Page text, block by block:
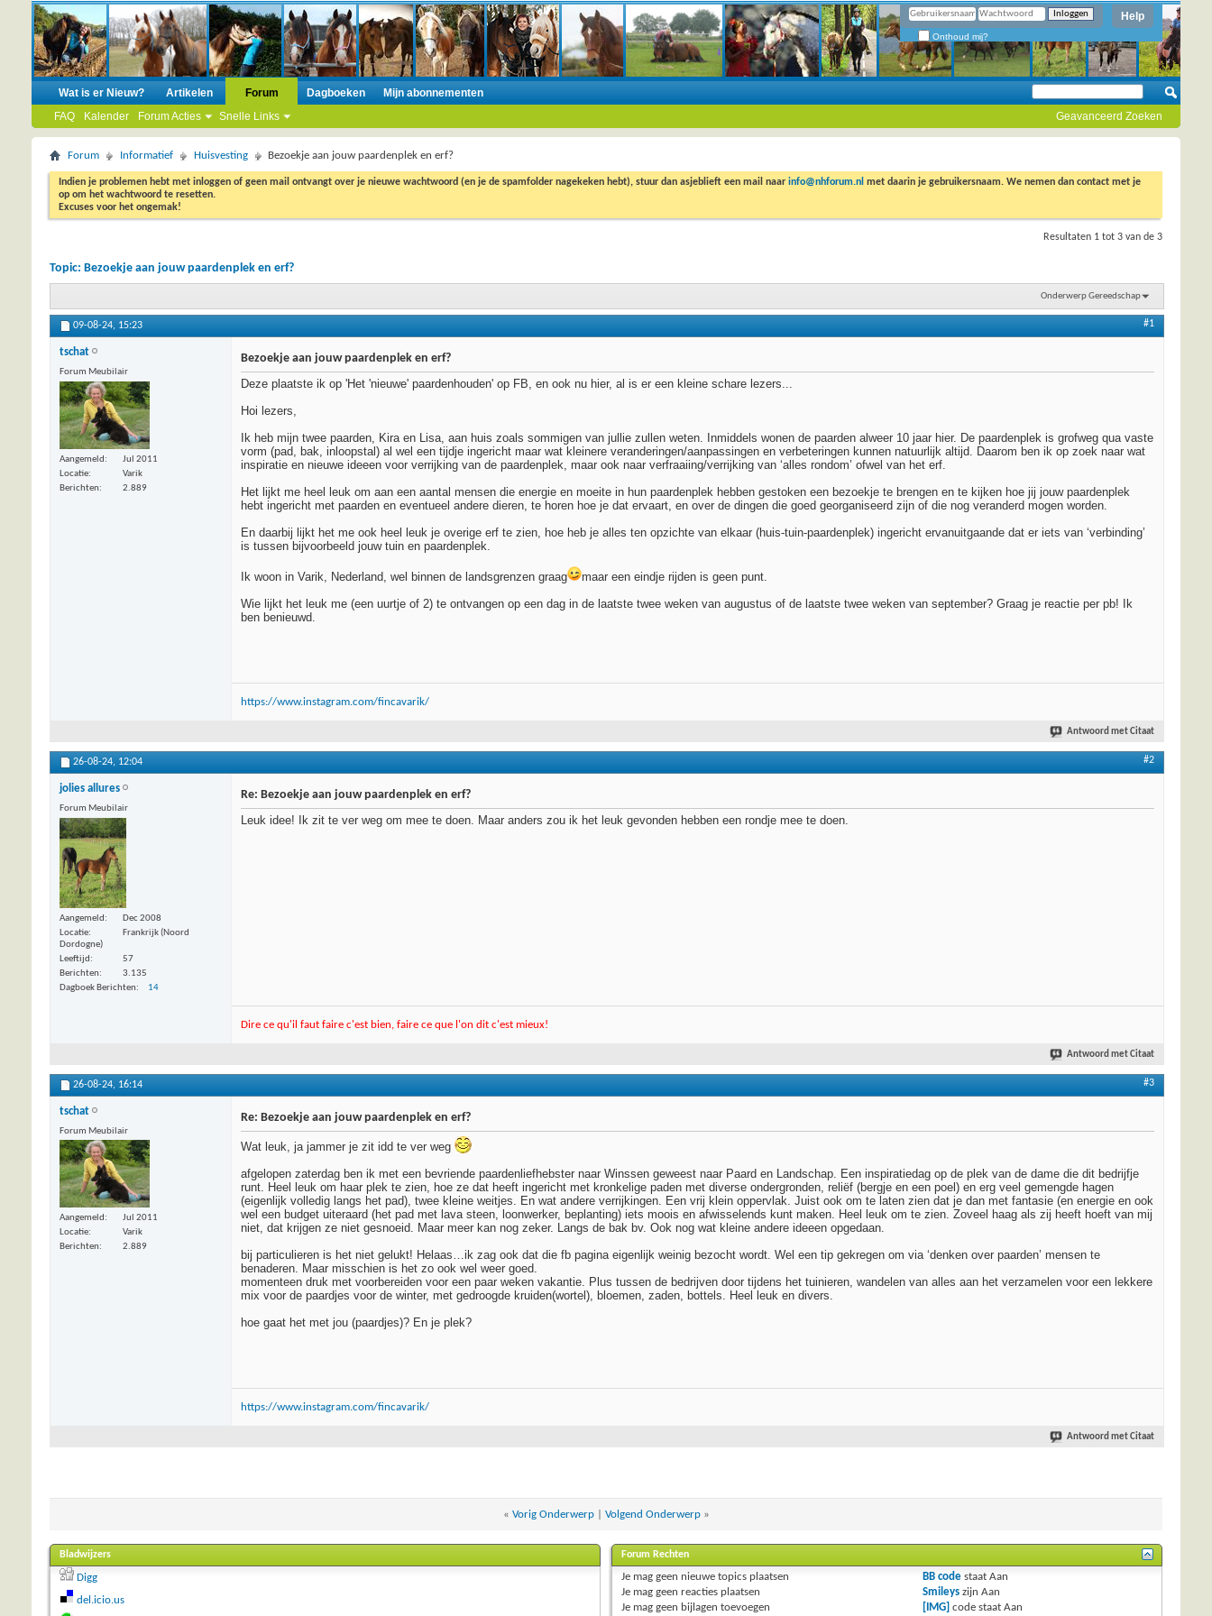
Help
Onthoud mij?
Wat is er Nieuw? Artikelen
Forum
FAQ
Kalender Forum Acties Snelle Links
Dagboeken
Mijn abonnementen
Geavanceerd Zoeken
Forum Informatief Huisvesting Bezoekje aan jouw paardenplek en erf?
Indien je problemen hebt met inloggen of geen mail ontvangt over je nieuwe wachtwoord (en je de spamfolder nagekeken hebt), stuur dan asjeblieft een mail naar info@nhforum.nl met daarin je gebruikersnaam. We nemen dan contact met je
op om het wachtwoord te resetten.
Excuses voor het ongemak!
Resultaten 1 tot 3 van de 3
Topic: Bezoekje aan jouw paardenplek en erf?
Onderwerp Gereedschap
09-08-24, 15:23 #1
tschat
Forum Meubilair
Aangemeld
Jul 2011
Locatie
Varik
Berichten
2.889
Bezoekje aan jouw paardenplek en erf?
Deze plaatste ik op 'Het 'nieuwe' paardenhouden' op FB, en ook nu hier, al is er een kleine schare lezers...
Hoi lezers,
Ik heb mijn twee paarden, Kira en Lisa, aan huis zoals sommigen van jullie zullen weten. Inmiddels wonen de paarden alweer 10 jaar hier. De paardenplek is grofweg qua vaste
vorm (pad, bak, inloopstal) al wel een tijdje ingericht maar wat kleinere veranderingen/aanpassingen en verbeteringen kunnen natuurlijk altijd. Daarom ben ik op zoek naar wat
inspiratie en nieuwe ideeen voor verrijking van de paardenplek, maar ook naar verfraaiing/verrijking van ‘alles rondom’ ofwel van het erf.
Het lijkt me heel leuk om aan een aantal mensen die energie en moeite in hun paardenplek hebben gestoken een bezoekje te brengen en te kijken hoe jij jouw paardenplek
hebt ingericht met paarden en eventueel andere dieren, te horen hoe je dat ervaart, en over de dingen die goed georganiseerd zijn of die nog veranderd mogen worden.
En daarbij lijkt het me ook heel leuk je overige erf te zien, hoe heb je alles ten opzichte van elkaar (huis-tuin-paardenplek) ingericht ervanuitgaande dat er iets van ‘verbinding’
is tussen bijvoorbeeld jouw tuin en paardenplek.
Ik woon in Varik, Nederland, wel binnen de landsgrenzen graag
maar een eindje rijden is geen punt.
Wie lijkt het leuk me (een uurtje of 2) te ontvangen op een dag in de laatste twee weken van augustus of de laatste twee weken van september? Graag je reactie per pb! Ik
ben benieuwd.
https://www.instagram.com/fincavarik/
Antwoord met Citaat
26-08-24, 12:04 #2
jolies allures
Forum Meubilair
Aangemeld
Dec 2008
Locatie
Frankrijk (Noord
Dordogne)
Leeftijd
57
Berichten
3.135
Dagboek Berichten
14
Re: Bezoekje aan jouw paardenplek en erf?
Leuk idee! Ik zit te ver weg om mee te doen. Maar anders zou ik het leuk gevonden hebben een rondje mee te doen.
Dire ce qu'il faut faire c'est bien, faire ce que l'on dit c'est mieux!
Antwoord met Citaat
26-08-24, 16:14 #3
tschat
Forum Meubilair
Aangemeld
Jul 2011
Locatie
Varik
Berichten
2.889
Re: Bezoekje aan jouw paardenplek en erf?
Wat leuk, ja jammer je zit idd te ver weg
afgelopen zaterdag ben ik met een bevriende paardenliefhebster naar Winssen geweest naar Paard en Landschap. Een inspiratiedag op de plek van de dame die dit bedrijfje
runt. Heel leuk om haar plek te zien, hoe ze dat heeft ingericht met kronkelige paden met diverse ondergronden, reliëf (bergje en een poel) en erg veel gemengde hagen
(eigenlijk volledig langs het pad), twee kleine weitjes. En wat andere verrijkingen. Een vrij klein oppervlak. Juist ook om te laten zien dat je dan met fantasie (en energie en ook
wel een budget uiteraard (het pad met lava steen, loonwerker, beplanting) iets moois en afwisselends kunt maken. Heel leuk om te zien. Zoveel haag als zij heeft hoeft van mij
niet, dat krijgen ze niet gesnoeid. Maar meer kan nog zeker. Langs de bak bv. Ook nog wat kleine andere ideeen opgedaan.
bij particulieren is het niet gelukt! Helaas…ik zag ook dat die fb pagina eigenlijk weinig bezocht wordt. Wel een tip gekregen om via ‘denken over paarden’ mensen te
benaderen. Maar misschien is het zo ook wel weer goed.
momenteen druk met voorbereiden voor een paar weken vakantie. Plus tussen de bedrijven door tijdens het tuinieren, wandelen van alles aan het verzamelen voor een lekkere
mix voor de paardjes voor de winter, met gedroogde kruiden(wortel), bloemen, zaden, bottels. Heel leuk en divers.
hoe gaat het met jou (paardjes)? En je plek?
https://www.instagram.com/fincavarik/
Antwoord met Citaat
« Vorig Onderwerp| Volgend Onderwerp »
Bladwijzers
Digg
del.icio.us
Forum Rechten
Je mag geen nieuwe topics plaatsen
Je mag geen reacties plaatsen
Je mag geen bijlagen toevoegen
BB code staatAan
Smileys zijnAan
[IMG] code staatAan